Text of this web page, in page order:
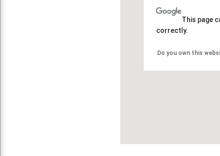
This page
correctly.
Do you own this